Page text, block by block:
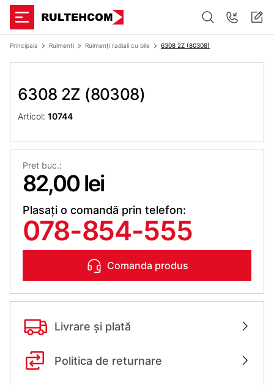
Principala Rulmenti Rulmenți radiali cu bile 6308 2Z (80308)
6308 2Z (80308)
Articol: 10744
Pret buc.:
82,00 lei
Plasați o comandă prin telefon:
078-854-555
Comanda produs
Livrare și plată
Politica de returnare